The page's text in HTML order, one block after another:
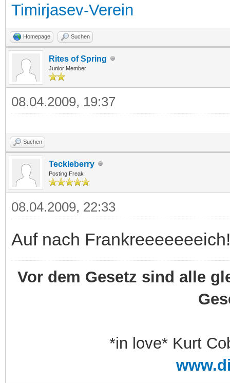
Timirjasev-Verein
Homepage Suchen
Rites of Spring
Junior Member
08.04.2009, 19:37
Suchen
Teckleberry
Posting Freak
08.04.2009, 22:33
Auf nach Frankreeeeeeeich!
Vor dem Gesetz sind alle
*in love* Kurt